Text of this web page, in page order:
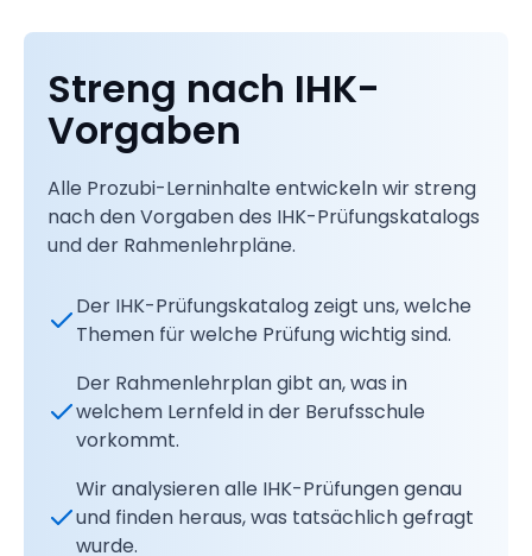
Streng nach IHK-
Vorgaben
Alle Prozubi-Lerninhalte entwickeln wir streng
nach den Vorgaben des IHK-Prüfungskatalogs
und der Rahmenlehrpläne.
Der IHK-Prüfungskatalog zeigt uns, welche
Themen für welche Prüfung wichtig sind.
Der Rahmenlehrplan gibt an, was in
welchem Lernfeld in der Berufsschule
vorkommt.
Wir analysieren alle IHK-Prüfungen genau
und finden heraus, was tatsächlich gefragt
wurde.